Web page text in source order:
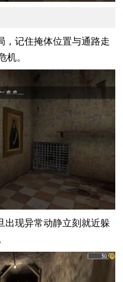
，记住掩体位置与通路走
。
出现异常动静立刻就近躲